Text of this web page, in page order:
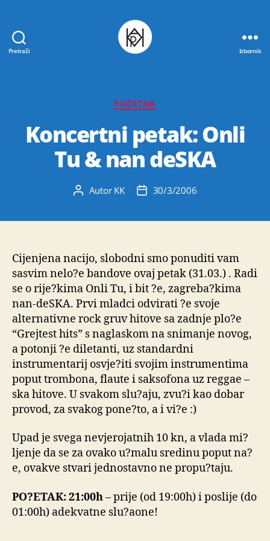
Pretraži Izbornik
Kategorije
POČETNA
Koncertni petak: Onli
Tu & nan deSKA
AutorAutor KK
Datum
30/3/2006
Cijenjena nacijo, slobodni smo ponuditi vam
sasvim nelo?e bandove ovaj petak (31.03.) . Radi
se o rije?kima Onli Tu, i bit ?e, zagreba?kima
nan-deSKA. Prvi mladci odvirati ?e svoje
alternativne rock gruv hitove sa zadnje plo?e
“Grejtest hits” s naglaskom na snimanje novog,
a potonji ?e diletanti, uz standardni
instrumentarij osvje?iti svojim instrumentima
poput trombona, flaute i saksofona uz reggae –
ska hitove. U svakom slu?aju, zvu?i kao dobar
provod, za svakog pone?to, a i vi?e :)
Upad je svega nevjerojatnih 10 kn, a vlada mi?
ljenje da se za ovako u?malu sredinu poput na?
e, ovakve stvari jednostavno ne propu?taju.
PO?ETAK: 21:00h– prije (od 19:00h) i poslije (do
01:00h) adekvatne slu?aone!